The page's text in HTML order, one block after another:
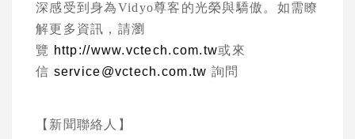
深感受到身為Vidyo尊客的光榮與驕傲。如需瞭
解更多資訊，請瀏
覽 http://www.vctech.com.tw或來
信 service@vctech.com.tw 詢問
【新聞聯絡人】